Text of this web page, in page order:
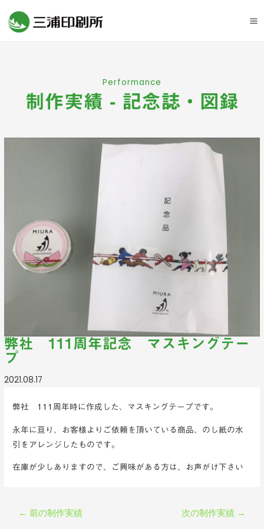
Performance
制作実績 - 記念誌・図録
弊社 111周年記念 マスキングテー
プ
2021.08.17
弊社 111周年時に作成した、マスキングテープです。
永年に亘り、お客様よりご依頼を頂いている商品、のし紙の水
引をアレンジしたものです。
在庫が少しありますので、ご興味がある方は、お声がけ下さい
← 前の制作実績 次の制作実績 →